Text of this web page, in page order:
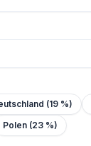
(19 %)
Polen (23 %)